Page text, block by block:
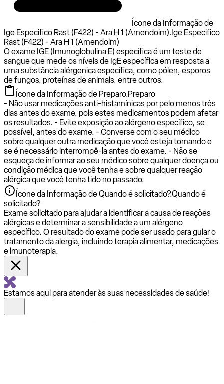
Ícone da Informação de
Ige Especifico Rast (F422) - Ara H 1 (Amendoim).Ige Especifico
Rast (F422) - Ara H 1 (Amendoim)
O exame IGE (Imunoglobulina E) específica é um teste de
sangue que mede os níveis de IgE específica em resposta a
uma substância alérgenica específica, como pólen, esporos
de fungos, proteínas de animais, entre outros.
Ícone da Informação de Preparo.Preparo
- Não usar medicações anti-histamínicas por pelo menos três
dias antes do exame, pois estes medicamentos podem afetar
os resultados. - Evite exposição ao alérgeno específico, se
possível, antes do exame. - Converse com o seu médico
sobre qualquer outra medicação que você esteja tomando e
se é necessário interrompê-la antes do exame. - Não se
esqueça de informar ao seu médico sobre qualquer doença ou
condição médica que você tenha e sobre qualquer reação
alérgica que você tenha tido no passado.
Ícone da Informação de Quando é solicitado?.Quando é
solicitado?
Exame solicitado para ajudar a identificar a causa de reações
alérgicas e determinar a sensibilidade a um alérgeno
específico. O resultado do exame pode ser usado para guiar o
tratamento da alergia, incluindo terapia alimentar, medicações
e imunoterapia.
Estamos aqui para atender às suas necessidades de saúde!